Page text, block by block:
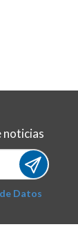
noticias
Datos